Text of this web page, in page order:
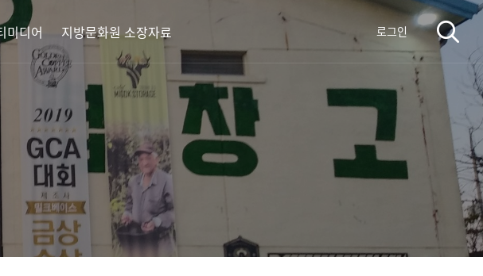
미디어 지방문화원 소장자료 로그인